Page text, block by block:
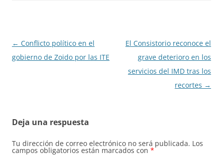
Navegación
de
← Conflicto político en el
gobierno de Zoido por las ITE
El Consistorio reconoce el
grave deterioro en los
servicios del IMD tras los
recortes →
Deja una respuesta
Tu dirección de correo electrónico no será publicada. Los
campos obligatorios están marcados con *